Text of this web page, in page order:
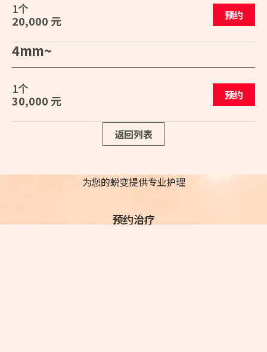
1个
20,000 元
预约
4mm~
1个
30,000 元
预约
返回列表
为您的蜕变提供专业护理
预约治疗